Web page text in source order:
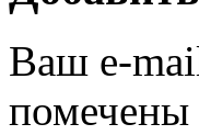
Ваш e-
помечены